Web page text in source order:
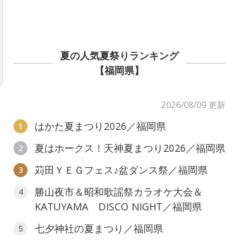
夏の人気夏祭りランキング
【福岡県】
2026/08/09 更新
1 はかた夏まつり2026／福岡県
2 夏はホークス！天神夏まつり2026／福岡県
3 苅田ＹＥＧフェス♪盆ダンス祭／福岡県
4
勝山夜市＆昭和歌謡祭カラオケ大会＆
KATUYAMA DISCO NIGHT／福岡県
5
七夕神社の夏まつり／福岡県